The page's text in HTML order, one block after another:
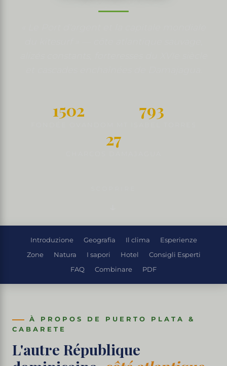
1502 793
27
Introduzione Geografia Il clima
Esperienze
Zone
Natura I sapori Hotel
Consigli Esperti
FAQ
Combinare PDF
À PROPOS DE PUERTO PLATA &
CABARETE
L'autre République